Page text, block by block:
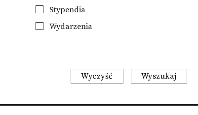
Stypendia
Wydarzenia
Wyczyść Wyszukaj